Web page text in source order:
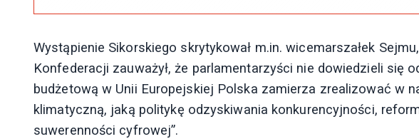
Wystąpienie Sikorskiego skrytykował m.in. wicemarszałek
Konfederacji zauważył, że parlamentarzyści nie dowiedzieli się
budżetową w Unii Europejskiej Polska zamierza zrealizować w
klimatyczną, jaką politykę odzyskiwania konkurencyjności,
suwerenności cyfrowej”.